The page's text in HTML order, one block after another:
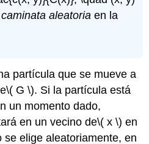
caminata aleatoria en la
partícula que se mueve a
\( G \). Si la partícula está
un momento dado,
en un vecino de\( x \) en
elige aleatoriamente, en